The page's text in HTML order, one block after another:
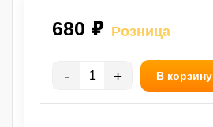
680 ₽ Розница
- + В корзину